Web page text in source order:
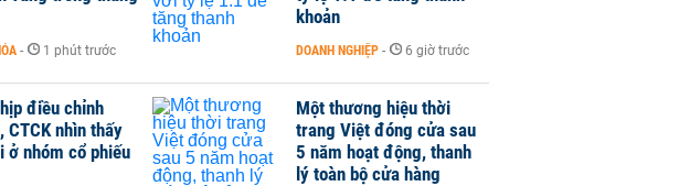
- 1 phút trước
khoản
DOANH NGHIỆP - 6 giờ trước
điều chỉnh
CTCK nhìn thấy
ở nhóm cổ phiếu
Một thương hiệu thời
trang Việt đóng cửa sau
5 năm hoạt động, thanh
lý toàn bộ cửa hàng